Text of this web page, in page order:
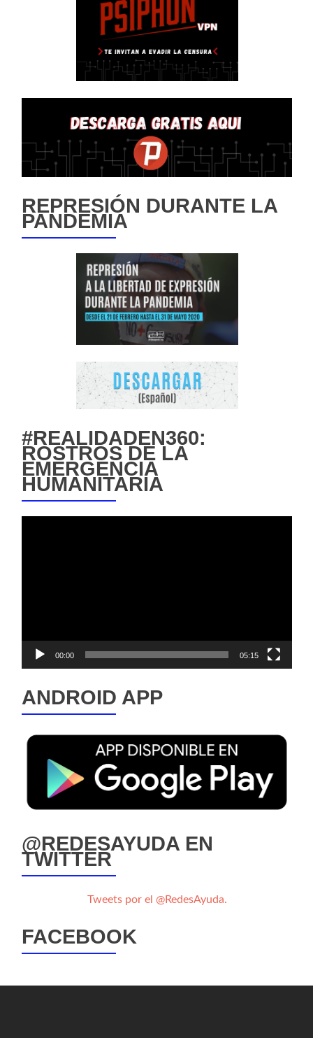
REPRESIÓN DURANTE LA
PANDEMIA
#REALIDADEN360:
ROSTROS DE LA
EMERGENCIA
HUMANITARIA
00:00 05:15
ANDROID APP
@REDESAYUDA EN
TWITTER
Tweets por el @RedesAyuda.
FACEBOOK